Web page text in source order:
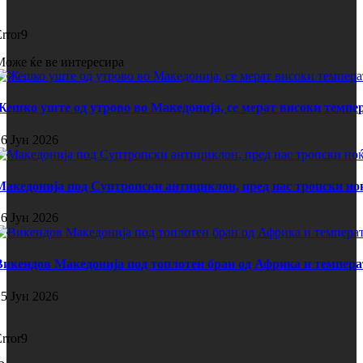
ќе ве интересира
уште од утрово во Македонија, се мерат високи
Јун 2026
под Суптропски антициклон, пред нас тропски
Јун 2026
Македонија под топлотен бран од Африка и
Јун 2026